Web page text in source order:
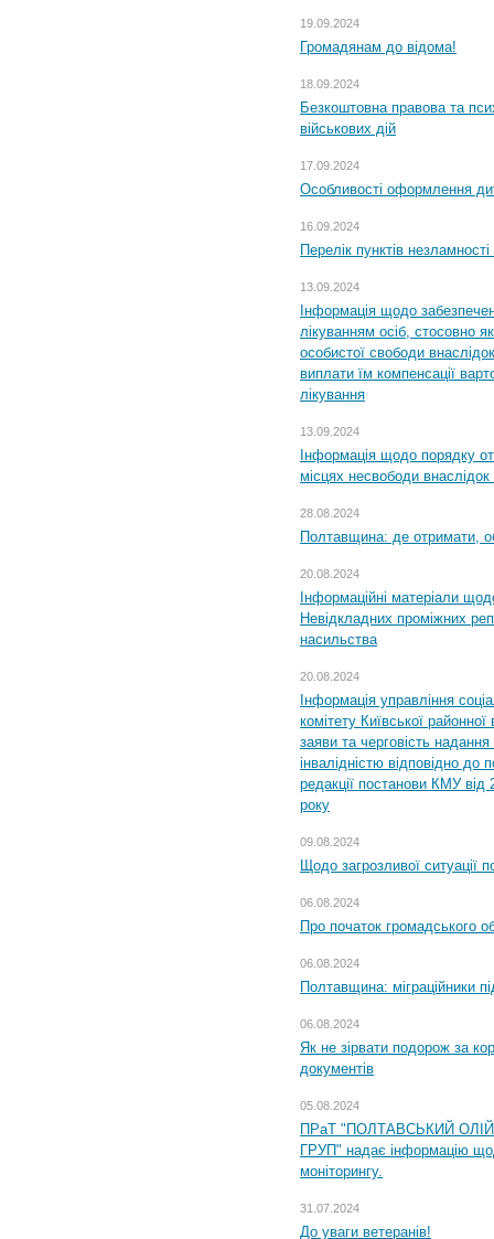
19.09.2024
Громадянам до відома!
18.09.2024
Безкоштовна правова та
військових дій
17.09.2024
Особливості оформлення
16.09.2024
Перелік пунктів
13.09.2024
Інформація щодо
лікуванням осіб, стосовно
особистої свободи
виплати їм компенсації
лікування
13.09.2024
Інформація щодо порядку
місцях несвободи внаслідок
28.08.2024
Полтавщина: де отримати,
20.08.2024
Інформаційні матеріали
Невідкладних проміжних
насильства
20.08.2024
Інформація управління
комітету Київської
заяви та черговість надання
інвалідністю відповідно
редакції постанови КМУ
року
09.08.2024
Щодо загрозливої ситуації
06.08.2024
Про початок громадського
06.08.2024
Полтавщина: міграційники
06.08.2024
Як не зірвати подорож за
документів
05.08.2024
ПРаТ "ПОЛТАВСЬКИЙ
ГРУП" надає інформацію
моніторингу.
31.07.2024
До уваги ветеранів!